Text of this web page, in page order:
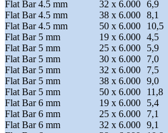
Flat Bar 4.5 mm
32 x 6.000 6,9
Flat Bar 4.5 mm
38 x 6.000 8,1
Flat Bar 4.5 mm
50 x 6.000
10,5
Flat Bar 5 mm
19 x 6.000 4,5
Flat Bar 5 mm
25 x 6.000
5,9
Flat Bar 5 mm
30 x 6.000
7,0
Flat Bar 5 mm
32 x 6.000
7,5
Flat Bar 5 mm
38 x 6.000 9,0
Flat Bar 5 mm
50 x 6.000
11,8
Flat Bar 6 mm
19 x 6.000
5,4
Flat Bar 6 mm
25 x 6.000
7,1
Flat Bar 6 mm
32 x 6.000 9,1